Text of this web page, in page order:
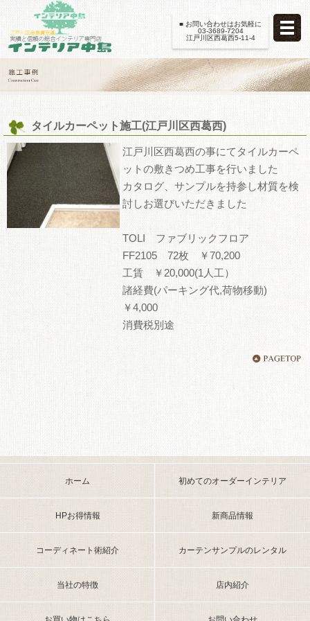
■ お問い合わせはお気軽に
03-3689-7204
江戸川区西葛西5-11-4
タイルカーペット施工(江戸川区西葛西)
江戸川区西葛西の事にてタイルカーペ
ットの敷きつめ工事を行いました
カタログ、サンプルを持参し材質を検
討しお選びいただきました
TOLI ファブリックフロア
FF2105 72枚 ￥70,200
工賃 ￥20,000(1人工）
諸経費(パーキング代,荷物移動)
￥4,000
消費税別途
ホーム 初めてのオーダーインテリア
HPお得情報 新商品情報
コーディネート術紹介 カーテンサンプルのレンタル
当社の特徴 店内紹介